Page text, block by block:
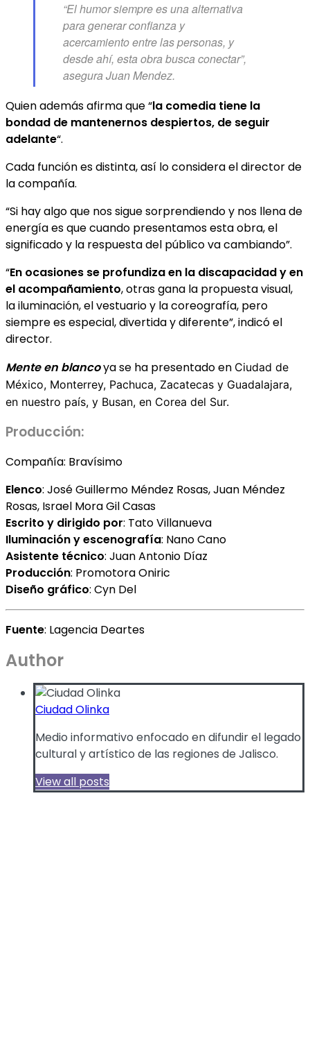
“El humor siempre es una alternativa
para generar confianza y
acercamiento entre las personas, y
desde ahí, esta obra busca conectar”,
asegura Juan Mendez.
Quien además afirma que “la comedia tiene la
bondad de mantenernos despiertos, de seguir
adelante“.
Cada función es distinta, así lo considera el director de
la compañía.
“Si hay algo que nos sigue sorprendiendo y nos llena de
energía es que cuando presentamos esta obra, el
significado y la respuesta del público va cambiando”.
“En ocasiones se profundiza en la discapacidad y en
el acompañamiento, otras gana la propuesta visual,
la iluminación, el vestuario y la coreografía, pero
siempre es especial, divertida y diferente”, indicó el
director.
Mente en blancoya se ha presentado en Ciudad de
México, Monterrey, Pachuca, Zacatecas y Guadalajara,
en nuestro país, y Busan, en Corea del Sur.
Producción:
Compañía: Bravísimo
Elenco: José Guillermo Méndez Rosas, Juan Méndez
Rosas, Israel Mora Gil Casas
Escrito y dirigido por: Tato Villanueva
Iluminación y escenografía: Nano Cano
Asistente técnico: Juan Antonio Díaz
Producción: Promotora Oniric
Diseño gráfico: Cyn Del
Fuente: Lagencia Deartes
Author
Ciudad Olinka
Medio informativo enfocado en difundir el legado
cultural y artístico de las regiones de Jalisco.
View all posts